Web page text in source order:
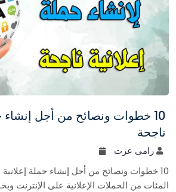
10 خطوات ونصائح من أجل إنشاء
ناجحة
رامى عزت
10 خطوات ونصائح من أجل إنشاء حملة إعلانية
المئات من الحملات الإعلانية على الإنترنت